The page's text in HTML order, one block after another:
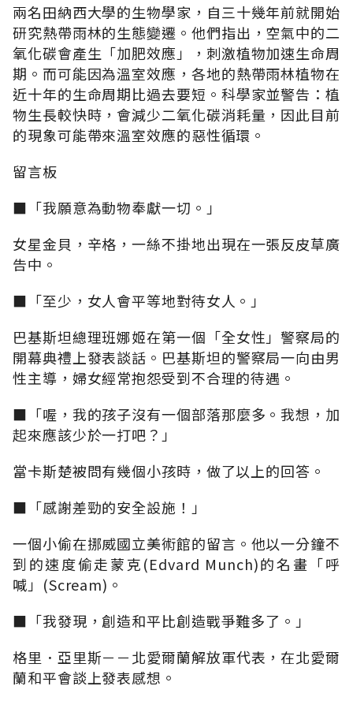
兩名田納西大學的生物學家，自三十幾年前就開始
研究熱帶雨林的生態變遷。他們指出，空氣中的二
氧化碳會產生「加肥效應」，刺激植物加速生命周
期。而可能因為溫室效應，各地的熱帶雨林植物在
近十年的生命周期比過去要短。科學家並警告：植
物生長較快時，會減少二氧化碳消耗量，因此目前
的現象可能帶來溫室效應的惡性循環。
留言板
■「我願意為動物奉獻一切。」
女星金貝，辛格，一絲不掛地出現在一張反皮草廣
告中。
■「至少，女人會平等地對待女人。」
巴基斯坦總理班娜姬在第一個「全女性」警察局的
開幕典禮上發表談話。巴基斯坦的警察局一向由男
性主導，婦女經常抱怨受到不合理的待遇。
■「喔，我的孩子沒有一個部落那麼多。我想，加
起來應該少於一打吧？」
當卡斯楚被問有幾個小孩時，做了以上的回答。
■「感謝差勁的安全設施！」
一個小偷在挪威國立美術館的留言。他以一分鐘不
到的速度偷走蒙克(Edvard Munch)的名畫「呼
喊」(Scream)。
■「我發現，創造和平比創造戰爭難多了。」
格里．亞里斯－－北愛爾蘭解放軍代表，在北愛爾
蘭和平會談上發表感想。